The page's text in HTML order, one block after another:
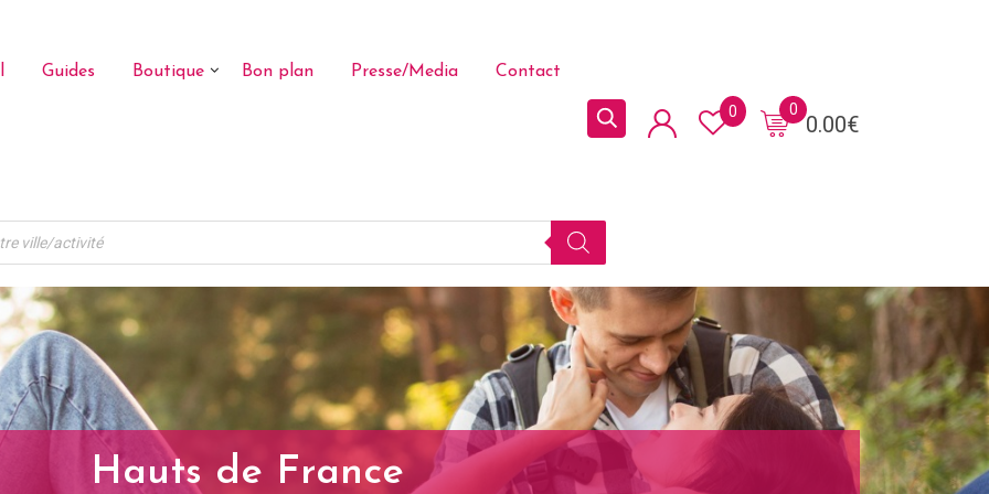
Guides Boutique Bon plan Presse/Media Contact
0.00€
0
0
Hauts de France